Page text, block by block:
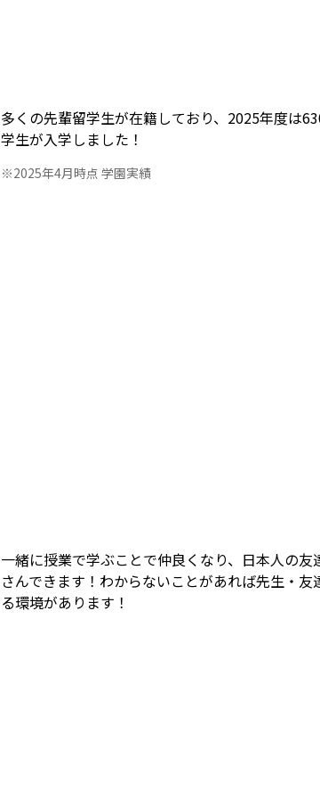
多くの先輩留学生が在籍しており、2025年度は
学生が入学しました！
※2025年4月時点 学園実績
一緒に授業で学ぶことで仲良くなり、日本人の友
さんできます！わからないことがあれば先生・友
る環境があります！